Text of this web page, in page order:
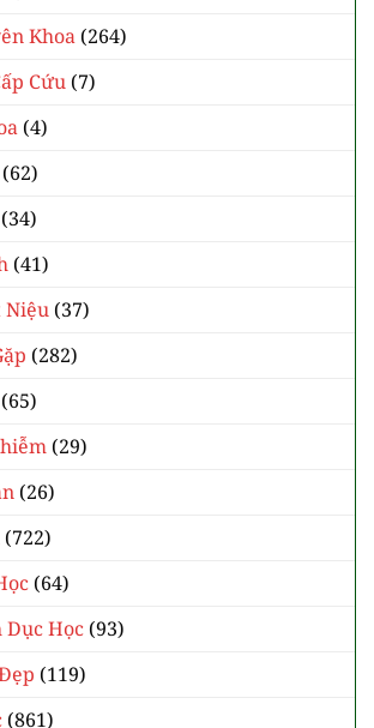
Khoa (264)
Cứu (7)
(4)
(62)
(34)
(41)
Niệu (37)
(282)
(65)
(29)
(26)
(722)
(64)
Dục Học (93)
(119)
(861)